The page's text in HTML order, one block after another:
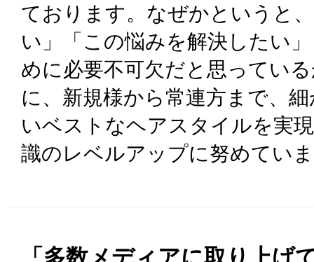
ております。なぜかというと
い」「この悩みを解決したい
めに必要不可欠だと思ってい
に、新規様から常連方まで、
いベストなヘアスタイルを実
識のレベルアップに努めてい
「多数メディアに取り上げ